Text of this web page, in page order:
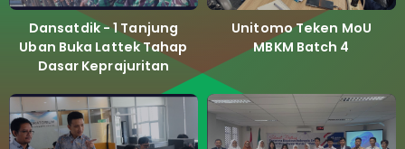
Dansatdik - 1 Tanjung
Uban Buka Lattek Tahap
Dasar Keprajuritan
Unitomo Teken MoU
MBKM Batch 4